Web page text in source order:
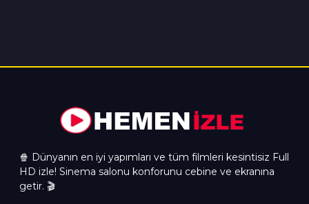
🍿 Dünyanın en iyi yapımları ve tüm filmleri kesintisiz Full
HD izle! Sinema salonu konforunu cebine ve ekranına
getir. 🎬